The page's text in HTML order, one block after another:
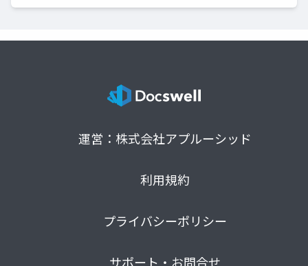
運営：株式会社アプルーシッド
利用規約
プライバシーポリシー
サポート・お問合せ